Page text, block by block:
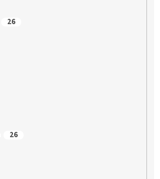
26
26